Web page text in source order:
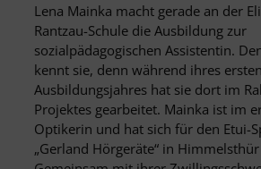
Lena Mainka macht gerade an der
Rantzau-Schule die Ausbildung zur
sozialpädagogischen Assistentin.
kennt sie, denn während ihres ersten
Ausbildungsjahres hat sie dort im
Projektes gearbeitet. Mainka ist im
Optikerin und hat sich für den Etui-
„Gerland Hörgeräte“ in